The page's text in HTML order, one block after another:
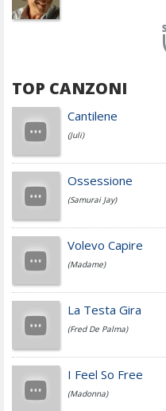
Achille Lauro
Cesare Cremonini
Jovanotti
Fedez
Simone Cristicchi
TOP CANZONI
Cantilene
(Juli)
Ossessione
(Samurai Jay)
Volevo Capire
(Madame)
La Testa Gira
(Fred De Palma)
I Feel So Free
(Madonna)